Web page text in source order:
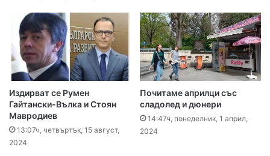
Издирват се Румен
Гайтански-Вълка и Стоян
Мавродиев
13:07ч, четвъртък, 15 август,
2024
Почитаме априлци със
сладолед и дюнери
14:47ч, понеделник, 1 април,
2024